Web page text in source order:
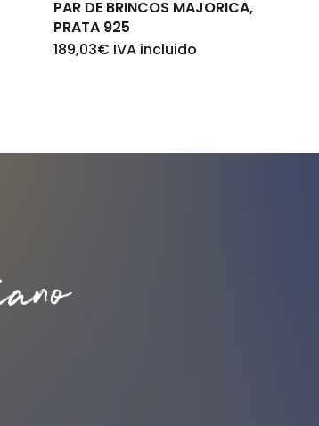
PAR DE BRINCOS MAJORICA,
PRATA 925
189,03€ IVA incluido